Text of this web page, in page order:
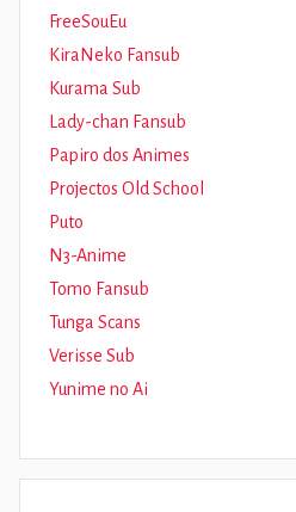
FreeSouEu
KiraNeko Fansub
Kurama Sub
Lady-chan Fansub
Papiro dos Animes
Projectos Old School
Puto
N3-Anime
Tomo Fansub
Tunga Scans
Verisse Sub
Yunime no Ai